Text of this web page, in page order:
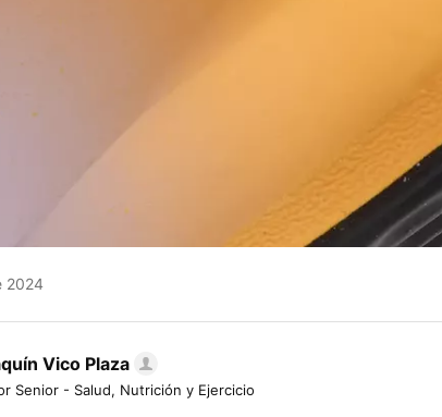
2024
Vico Plaza
Senior - Salud, Nutrición y Ejercicio